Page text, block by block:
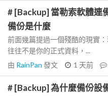
# [Backup] 當勒索軟體連
備份是什麼
前面幾篇提過一個殘酷的現實
往往不是你的正式資料，...
由 RainPan 發文 1 天前
# [Backup] 為什麼備份設